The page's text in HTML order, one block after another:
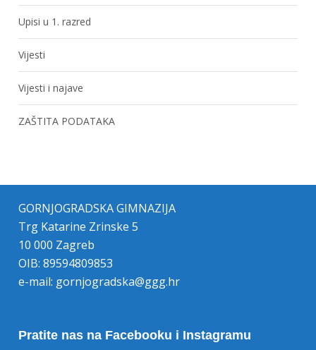
Upisi u 1. razred
Vijesti
Vijesti i najave
ZAŠTITA PODATAKA
GORNJOGRADSKA GIMNAZIJA
Trg Katarine Zrinske 5
10 000 Zagreb
OIB: 89594809853
e-mail: gornjogradska@ggg.hr
Pratite nas na Facebooku i Instagramu